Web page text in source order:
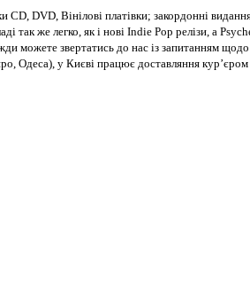
DVD, Вінілові платівки; закордонні
так же легко, як і нові Indie Pop релізи, а
можете звертатись до нас із запитанням
Одеса), у Києві працює доставляння